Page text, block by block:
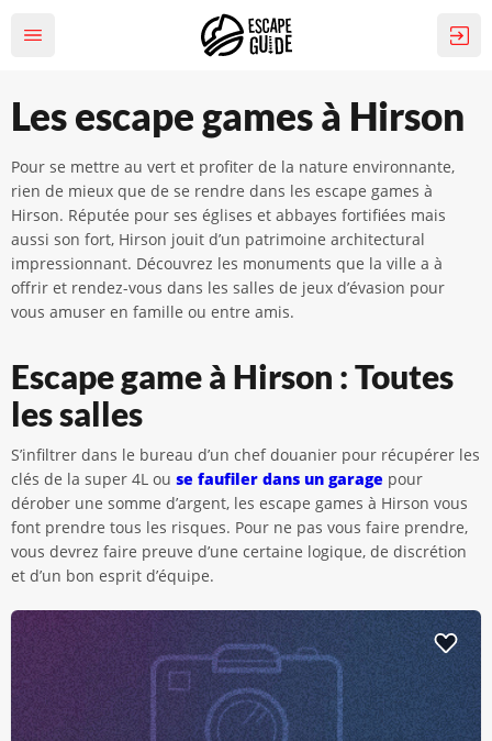
Les escape games à Hirson
Pour se mettre au vert et profiter de la nature environnante,
rien de mieux que de se rendre dans les escape games à
Hirson. Réputée pour ses églises et abbayes fortifiées mais
aussi son fort, Hirson jouit d’un patrimoine architectural
impressionnant. Découvrez les monuments que la ville a à
offrir et rendez-vous dans les salles de jeux d’évasion pour
vous amuser en famille ou entre amis.
Escape game à Hirson : Toutes
les salles
S’infiltrer dans le bureau d’un chef douanier pour récupérer les
clés de la super 4L ou se faufiler dans un garage pour
dérober une somme d’argent, les escape games à Hirson vous
font prendre tous les risques. Pour ne pas vous faire prendre,
vous devrez faire preuve d’une certaine logique, de discrétion
et d’un bon esprit d’équipe.